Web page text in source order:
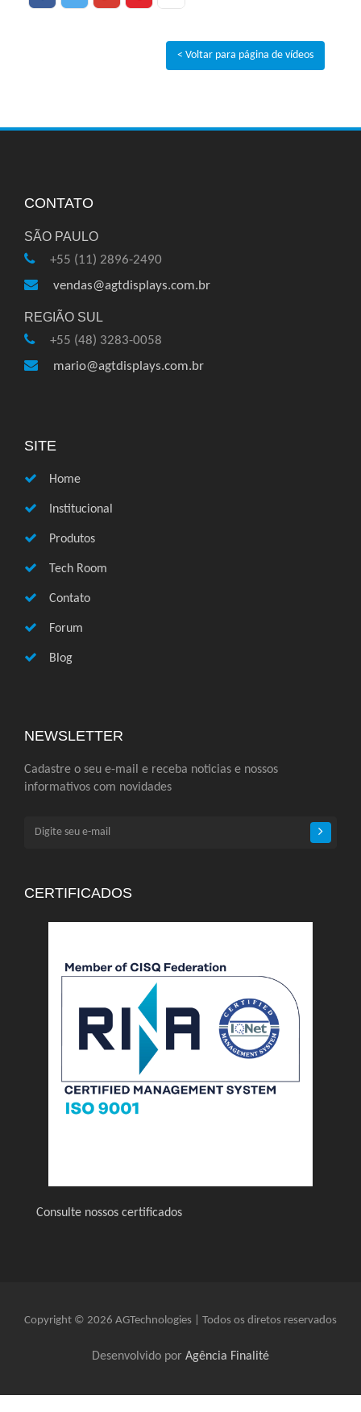
< Voltar para página de vídeos
CONTATO
SÃO PAULO
+55 (11) 2896-2490
vendas@agtdisplays.com.br
REGIÃO SUL
+55 (48) 3283-0058
mario@agtdisplays.com.br
SITE
Home
Institucional
Produtos
Tech Room
Contato
Forum
Blog
NEWSLETTER
Cadastre o seu e-mail e receba noticias e nossos
informativos com novidades
CERTIFICADOS
Consulte nossos certificados
Copyright © 2026 AGTechnologies | Todos os diretos reservados
Desenvolvido por Agência Finalité